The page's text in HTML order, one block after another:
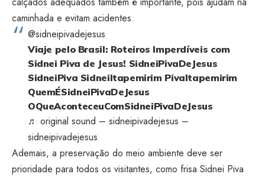
caminhada e evitam acidentes.
@sidneipivadejesus
Viaje pelo Brasil: Roteiros Imperdíveis com
Sidnei Piva de Jesus! SidneiPivaDeJesus
SidneiPiva SidneiItapemirim PivaItapemirim
QuemÉSidneiPivaDeJesus
OQueAconteceuComSidneiPivaDeJesus
♬ original sound – sidneipivadejesus –
sidneipivadejesus
Ademais, a preservação do meio ambiente deve ser
prioridade para todos os visitantes, como frisa Sidnei Piva